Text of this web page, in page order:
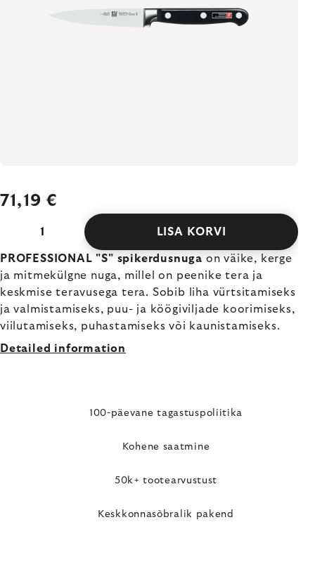
71,19 €
LISA KORVI
PROFESSIONAL "S" spikerdusnuga on väike, kerge
ja mitmekülgne nuga, millel on peenike tera ja
keskmise teravusega tera. Sobib liha vürtsitamiseks
ja valmistamiseks, puu- ja köögiviljade koorimiseks,
viilutamiseks, puhastamiseks või kaunistamiseks.
Detailed information
100-päevane tagastuspoliitika
Kohene saatmine
50k+ tootearvustust
Keskkonnasõbralik pakend